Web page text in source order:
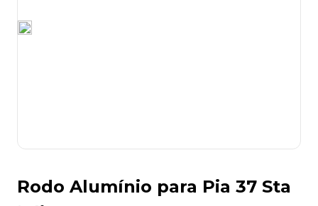
Rodo Alumínio para Pia 37 Sta
8